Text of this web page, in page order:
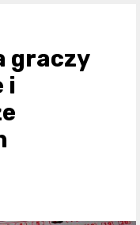
graczy
i